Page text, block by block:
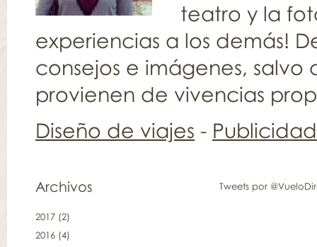
teatro y la
experiencias a los demás!
consejos e imágenes,
provienen de vivencias
Diseño de viajes -
Archivos
2017 (2)
2016 (4)
Tweets por